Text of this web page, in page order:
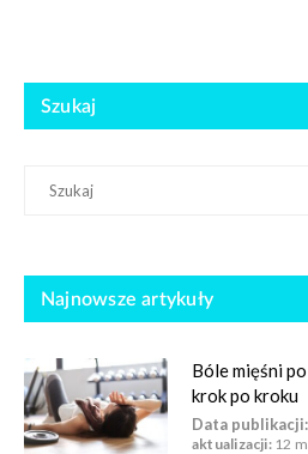
Szukaj
Najnowsze artykuły
Bóle mięśni
krok po kroku
Data publikacji:
aktualizacji: 12